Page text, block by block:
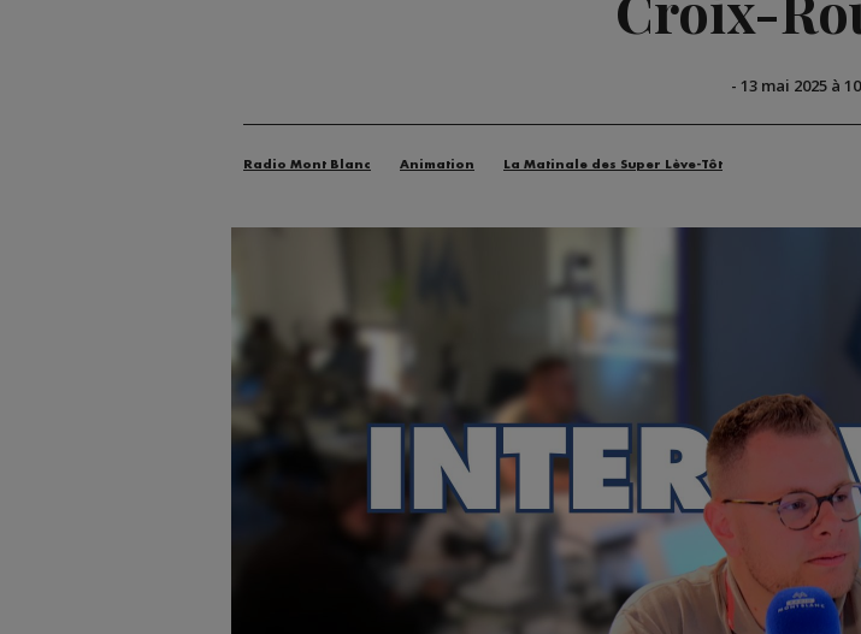
- 13 mai 2025 à
Radio Mont Blanc Animation La Matinale des Super Lève-Tôt